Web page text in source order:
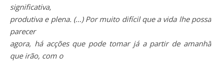
significativa,
produtiva e plena. (…) Por muito difícil que a vida lhe possa
parecer
agora, há acções que pode tomar já a partir de amanhã
que irão, com o